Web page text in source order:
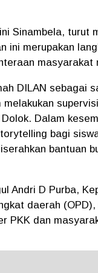
Sinambela, turut
ini merupakan
masyarakat
DILAN sebagai
Dalam
bagi
bantuan
Andri D Purba,
daerah
PKK dan